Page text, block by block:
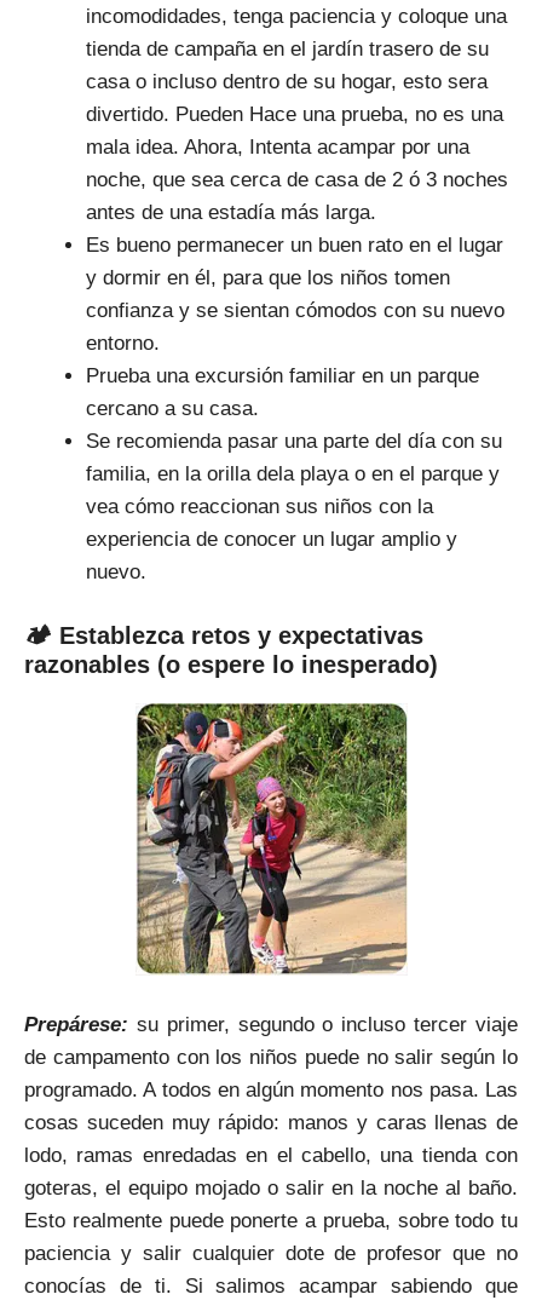
incomodidades, tenga paciencia y coloque una
tienda de campaña en el jardín trasero de su
casa o incluso dentro de su hogar, esto sera
divertido. Pueden Hace una prueba, no es una
mala idea. Ahora, Intenta acampar por una
noche, que sea cerca de casa de 2 ó 3 noches
antes de una estadía más larga.
Es bueno permanecer un buen rato en el lugar
y dormir en él, para que los niños tomen
confianza y se sientan cómodos con su nuevo
entorno.
Prueba una excursión familiar en un parque
cercano a su casa.
Se recomienda pasar una parte del día con su
familia, en la orilla dela playa o en el parque y
vea cómo reaccionan sus niños con la
experiencia de conocer un lugar amplio y
nuevo.
🏕 Establezca retos y expectativas
razonables (o espere lo inesperado)
Prepárese: su primer, segundo o incluso tercer viaje
de campamento con los niños puede no salir según lo
programado. A todos en algún momento nos pasa. Las
cosas suceden muy rápido: manos y caras llenas de
lodo, ramas enredadas en el cabello, una tienda con
goteras, el equipo mojado o salir en la noche al baño.
Esto realmente puede ponerte a prueba, sobre todo tu
paciencia y salir cualquier dote de profesor que no
conocías de ti. Si salimos acampar sabiendo que